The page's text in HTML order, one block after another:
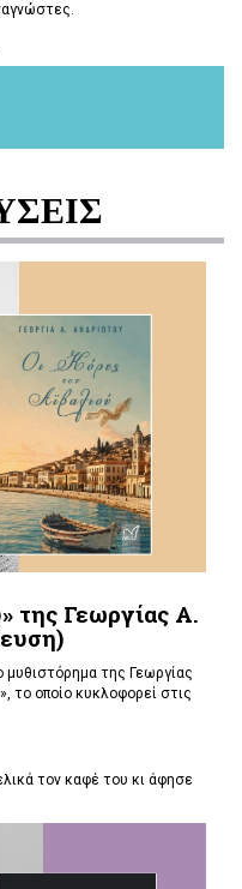
της Γεωργίας Α.
της Γεωργίας
το οποίο κυκλοφορεί στις
τον καφέ του κι άφησε